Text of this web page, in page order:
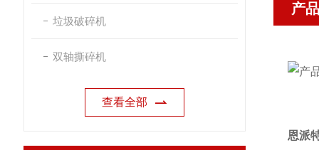
垃圾破碎机
双轴撕碎机
查看全部
产
恩派